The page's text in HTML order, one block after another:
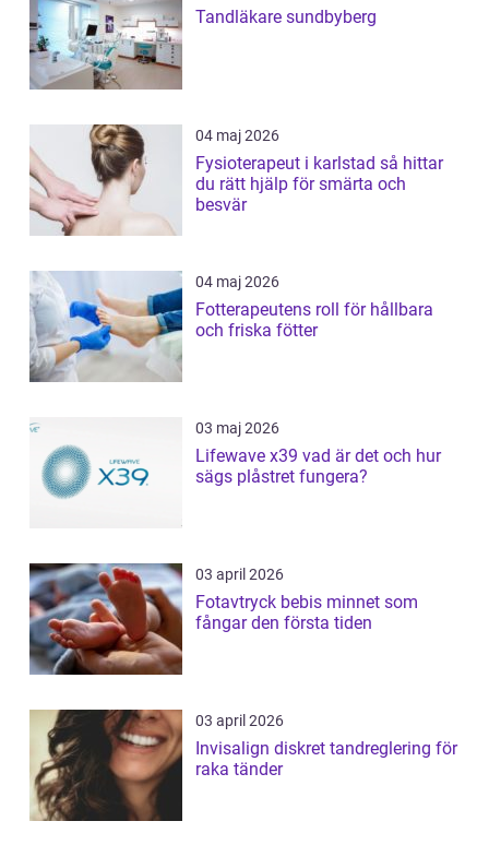
Tandläkare sundbyberg
04 maj 2026
Fysioterapeut i karlstad så hittar
du rätt hjälp för smärta och
besvär
04 maj 2026
Fotterapeutens roll för hållbara
och friska fötter
03 maj 2026
Lifewave x39 vad är det och hur
sägs plåstret fungera?
03 april 2026
Fotavtryck bebis minnet som
fångar den första tiden
03 april 2026
Invisalign diskret tandreglering för
raka tänder